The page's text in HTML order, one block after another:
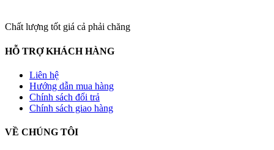
Chất lượng tốt giá cả phải chăng
HỖ TRỢ KHÁCH HÀNG
Liên hệ
Hướng dẫn mua hàng
Chính sách đổi trả
Chính sách giao hàng
VỀ CHÚNG TÔI